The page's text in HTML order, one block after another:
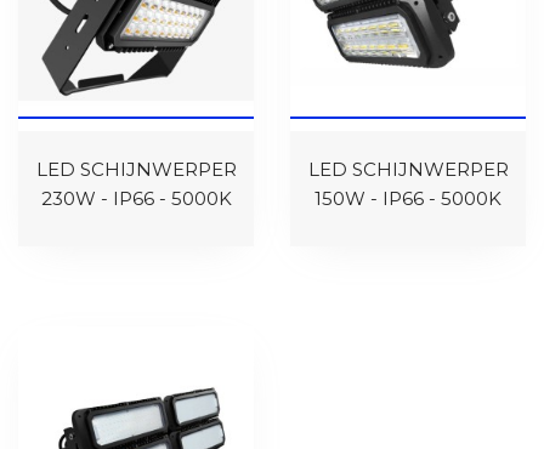
LED SCHIJNWERPER
230W - IP66 - 5000K
LED SCHIJNWERPER
150W - IP66 - 5000K